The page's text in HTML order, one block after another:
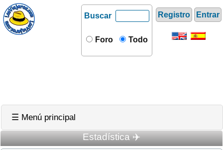
Registro Entrar
Buscar
Foro Todo
☰ Menú principal
Estadística ✈️